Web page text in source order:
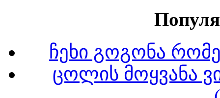
ჩეხი გოგონა
ცოლის მოყვანა